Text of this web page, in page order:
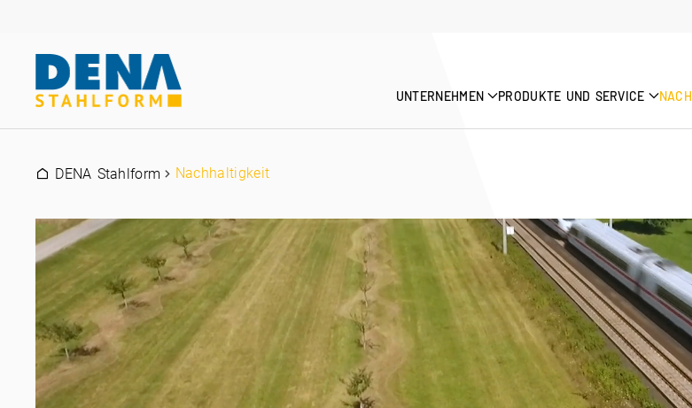
UNTERNEHMEN PRODUKTE UND SERVICE
DENA Stahlform Nachhaltigkeit